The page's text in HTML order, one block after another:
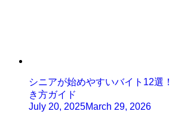
シニアが始めやすいバイト12選
き方ガイド
July 20, 2025March 29, 2026